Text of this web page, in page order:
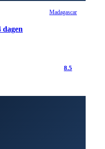
Madagascar
dagen
8.5